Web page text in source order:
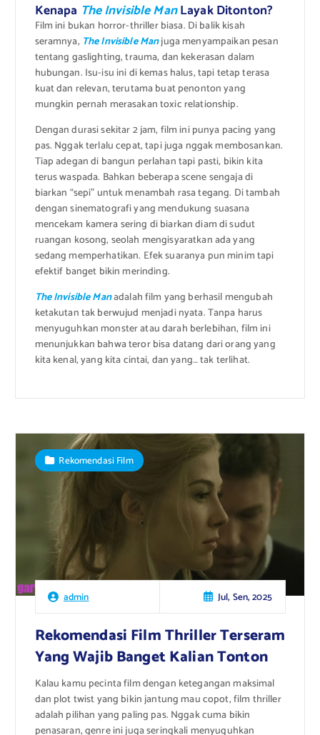
Kenapa The Invisible ManLayak Ditonton?
Film ini bukan horror-thriller biasa. Di balik kisah
seramnya, The Invisible Manjuga menyampaikan pesan
tentang gaslighting, trauma, dan kekerasan dalam
hubungan. Isu-isu ini di kemas halus, tapi tetap terasa
kuat dan relevan, terutama buat penonton yang
mungkin pernah merasakan toxic relationship.
Dengan durasi sekitar 2 jam, film ini punya pacing yang
pas. Nggak terlalu cepat, tapi juga nggak membosankan.
Tiap adegan di bangun perlahan tapi pasti, bikin kita
terus waspada. Bahkan beberapa scene sengaja di
biarkan “sepi” untuk menambah rasa tegang. Di tambah
dengan sinematografi yang mendukung suasana
mencekam kamera sering di biarkan diam di sudut
ruangan kosong, seolah mengisyaratkan ada yang
sedang memperhatikan. Efek suaranya pun minim tapi
efektif banget bikin merinding.
The Invisible Manadalah film yang berhasil mengubah
ketakutan tak berwujud menjadi nyata. Tanpa harus
menyuguhkan monster atau darah berlebihan, film ini
menunjukkan bahwa teror bisa datang dari orang yang
kita kenal, yang kita cintai, dan yang… tak terlihat.
admin Jul, Sen, 2025
Rekomendasi Film
Rekomendasi Film Thriller Terseram
Yang Wajib Banget Kalian Tonton
Kalau kamu pecinta film dengan ketegangan maksimal
dan plot twist yang bikin jantung mau copot, film thriller
adalah pilihan yang paling pas. Nggak cuma bikin
penasaran, genre ini juga seringkali menyuguhkan